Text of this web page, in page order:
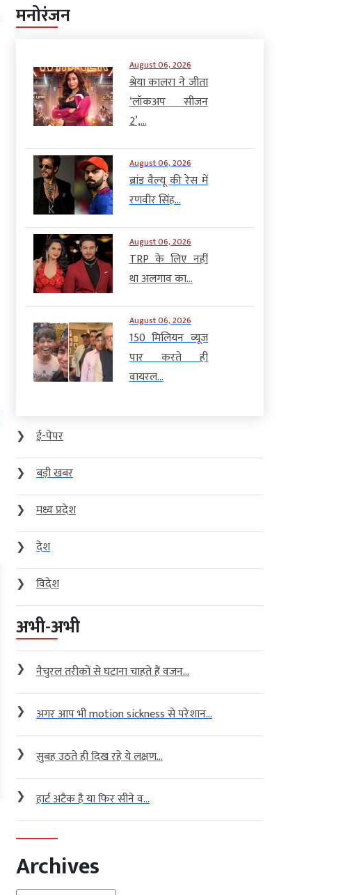
मनोरंजन
August 06, 2026
श्रेया कालरा ने जीता
‘लॉकअप सीजन
2’,...
August 06, 2026
ब्रांड वैल्यू की रेस में
रणवीर सिंह...
August 06, 2026
TRP के लिए नहीं
था अलगाव का...
August 06, 2026
150 मिलियन व्यूज
पार करते ही
वायरल...
❯
ई-पेपर
❯
बड़ी खबर
❯
मध्य प्रदेश
❯
देश
❯
विदेश
अभी-अभी
❯ नैचुरल तरीकों से घटाना चाहते हैं वजन...
❯ अगर आप भी motion sickness से परेशान...
❯ सुबह उठते ही दिख रहे ये लक्षण...
❯ हार्ट अटैक है या फिर सीने व...
Archives